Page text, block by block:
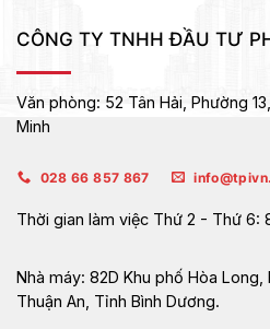
CÔNG TY TNHH ĐẦU TƯ
Văn phòng: 52 Tân Hải, Phường
Minh
028 66 857 867
Thời gian làm việc Thứ 2 - Thứ 6:
Nhà máy: 82D Khu phố Hòa
Thuận An, Tỉnh Bình Dương.